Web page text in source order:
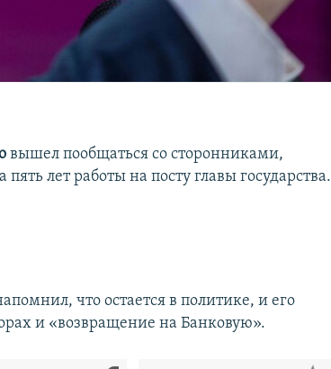
вышел пообщаться со сторонниками,
пять лет работы на посту главы государства.
что остается в политике, и его
и «возвращение на Банковую».